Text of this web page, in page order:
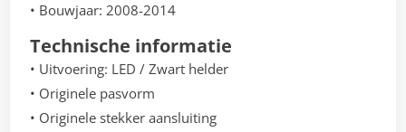
• Bouwjaar: 2008-2014
Technische informatie
• Uitvoering: LED / Zwart helder
• Originele pasvorm
• Originele stekker aansluiting